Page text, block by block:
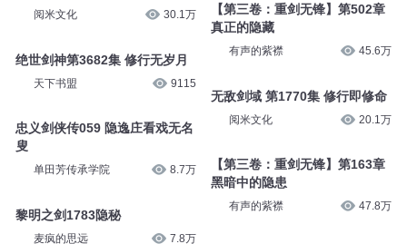
阅米文化 30.1万
绝世剑神第3682集 修行无岁月
天下书盟 9115
忠义剑侠传059 隐逸庄看戏无名
叟
单田芳传承学院 8.7万
黎明之剑1783隐秘
麦疯的思远 7.8万
【第三卷：重剑无锋】第502章
真正的隐藏
有声的紫襟 45.6万
无敌剑域 第1770集 修行即修命
阅米文化 20.1万
【第三卷：重剑无锋】第163章
黑暗中的隐患
有声的紫襟 47.8万